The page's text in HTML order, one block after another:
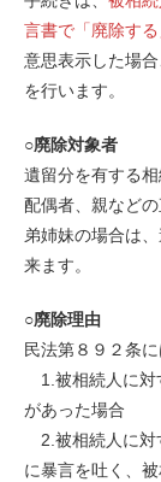
言書で「廃除す
意思表示した場
を行います。
○廃除対象者
遺留分を有する
配偶者、親など
弟姉妹の場合は
来ます。
○廃除理由
民法第８９２条
1.被相続人に対
があった場合
2.被相続人に対
に暴言を吐く、